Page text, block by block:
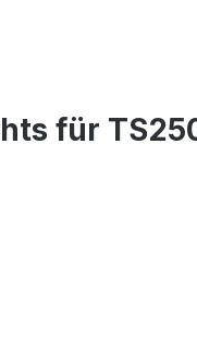
für